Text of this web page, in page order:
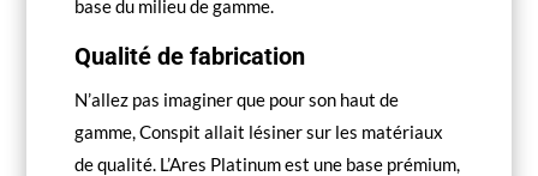
base du milieu de gamme.
Qualité de fabrication
N’allez pas imaginer que pour son haut de
gamme, Conspit allait lésiner sur les matériaux
de qualité. L’Ares Platinum est une base prémium,